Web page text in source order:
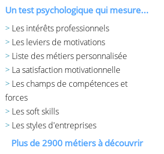
Un test psychologique qui mesure...
> Les intérêts professionnels
> Les leviers de motivations
> Liste des métiers personnalisée
> La satisfaction motivationnelle
> Les champs de compétences et
forces
> Les soft skills
> Les styles d'entreprises
Plus de 2900 métiers à découvrir